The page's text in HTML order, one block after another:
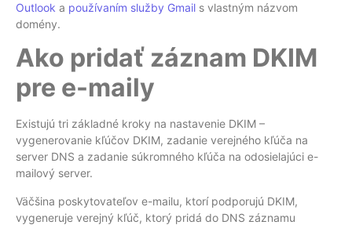
Outlook a používaním služby Gmail s vlastným názvom
domény.
Ako pridať záznam DKIM
pre e-maily
Existujú tri základné kroky na nastavenie DKIM –
vygenerovanie kľúčov DKIM, zadanie verejného kľúča na
server DNS a zadanie súkromného kľúča na odosielajúci e-
mailový server.
Väčšina poskytovateľov e-mailu, ktorí podporujú DKIM,
vygeneruje verejný kľúč, ktorý pridá do DNS záznamu